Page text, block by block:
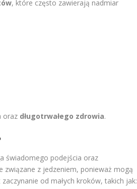
, które często zawierają nadmiar
oraz długotrwałego zdrowia.
świadomego podejścia oraz
związane z jedzeniem, ponieważ mogą
od małych kroków, takich jak: